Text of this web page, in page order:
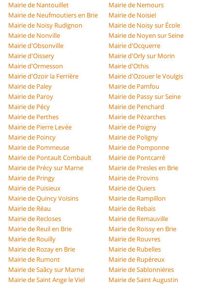
Mairie de Nantouillet
Mairie de Nemours
Mairie de Neufmoutiers en Brie
Mairie de Noisiel
Mairie de Noisy Rudignon
Mairie de Noisy sur École
Mairie de Nonville
Mairie de Noyen sur Seine
Mairie d'Obsonville
Mairie d'Ocquerre
Mairie d'Oissery
Mairie d'Orly sur Morin
Mairie d'Ormesson
Mairie d'Othis
Mairie d'Ozoir la Ferrière
Mairie d'Ozouer le Voulgis
Mairie de Paley
Mairie de Pamfou
Mairie de Paroy
Mairie de Passy sur Seine
Mairie de Pécy
Mairie de Penchard
Mairie de Perthes
Mairie de Pézarches
Mairie de Pierre Levée
Mairie de Poigny
Mairie de Poincy
Mairie de Poligny
Mairie de Pommeuse
Mairie de Pomponne
Mairie de Pontault Combault
Mairie de Pontcarré
Mairie de Précy sur Marne
Mairie de Presles en Brie
Mairie de Pringy
Mairie de Provins
Mairie de Puisieux
Mairie de Quiers
Mairie de Quincy Voisins
Mairie de Rampillon
Mairie de Réau
Mairie de Rebais
Mairie de Recloses
Mairie de Remauville
Mairie de Reuil en Brie
Mairie de Roissy en Brie
Mairie de Rouilly
Mairie de Rouvres
Mairie de Rozay en Brie
Mairie de Rubelles
Mairie de Rumont
Mairie de Rupéreux
Mairie de Saâcy sur Marne
Mairie de Sablonnières
Mairie de Saint Ange le Viel
Mairie de Saint Augustin